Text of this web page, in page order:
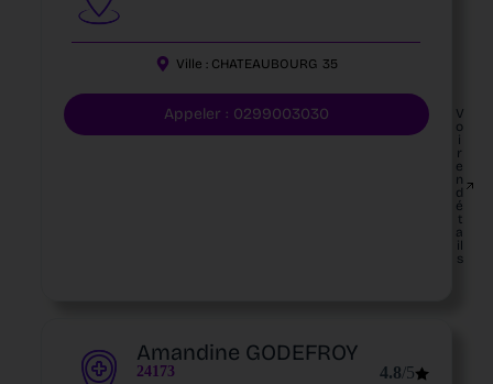
Ville : CHATEAUBOURG 35
Appeler : 0299003030
V
o
i
r
e
n
d
é
t
a
il
s
Amandine GODEFROY
24173 4.8/5